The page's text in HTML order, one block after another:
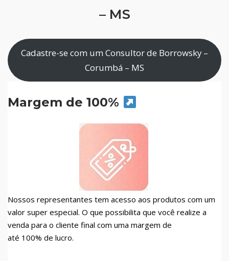
– MS
Cadastre-se com um Consultor de Borrowsky –
Corumbá – MS
Margem de 100%
Nossos representantes tem acesso aos produtos com um
valor super especial. O que possibilita que você realize a
venda para o cliente final com uma margem de
até 100% de lucro.